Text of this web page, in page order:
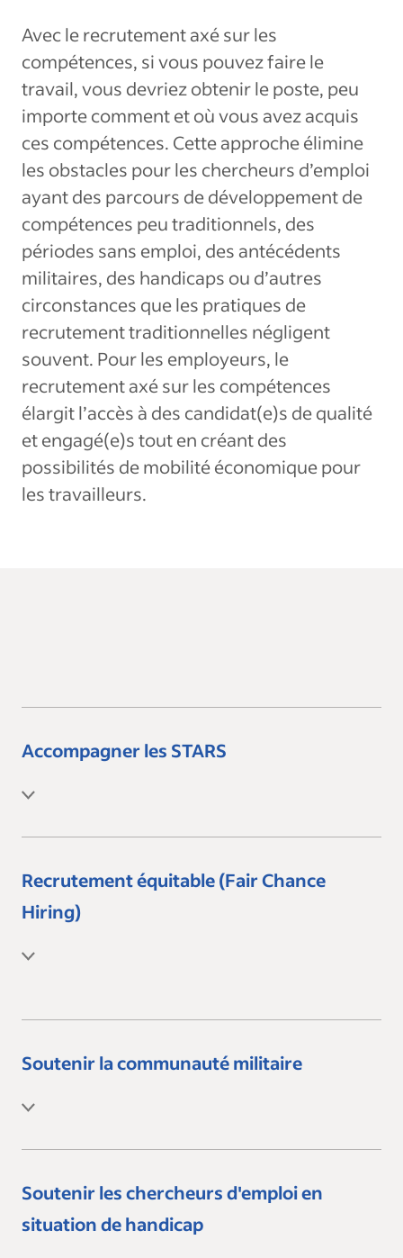
Avec le recrutement axé sur les
compétences, si vous pouvez faire le
travail, vous devriez obtenir le poste, peu
importe comment et où vous avez acquis
ces compétences. Cette approche élimine
les obstacles pour les chercheurs d’emploi
ayant des parcours de développement de
compétences peu traditionnels, des
périodes sans emploi, des antécédents
militaires, des handicaps ou d’autres
circonstances que les pratiques de
recrutement traditionnelles négligent
souvent. Pour les employeurs, le
recrutement axé sur les compétences
élargit l’accès à des candidat(e)s de qualité
et engagé(e)s tout en créant des
possibilités de mobilité économique pour
les travailleurs.
Accompagner les STARS
Recrutement équitable (Fair Chance
Hiring)
Soutenir la communauté militaire
Soutenir les chercheurs d'emploi en
situation de handicap